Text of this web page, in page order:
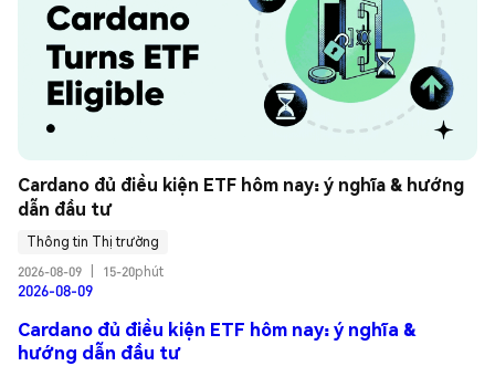
Cardano đủ điều kiện ETF hôm nay: ý nghĩa & hướng
dẫn đầu tư
Thông tin Thị trường
2026-08-09
15-20phút
2026-08-09
Cardano đủ điều kiện ETF hôm nay: ý nghĩa &
hướng dẫn đầu tư